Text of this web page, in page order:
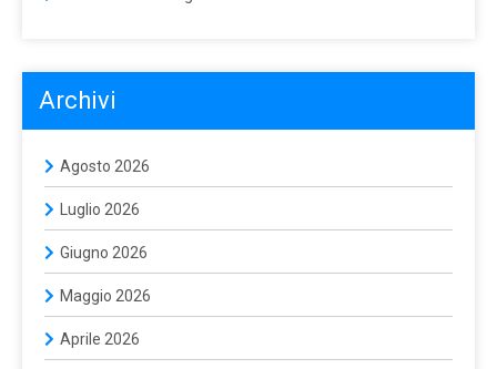
Archivi
Agosto 2026
Luglio 2026
Giugno 2026
Maggio 2026
Aprile 2026